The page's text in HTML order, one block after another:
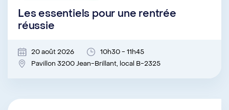
Les essentiels pour une rentrée
réussie
20 août 2026
10h30 - 11h45
Pavillon 3200 Jean-Brillant, local B-2325